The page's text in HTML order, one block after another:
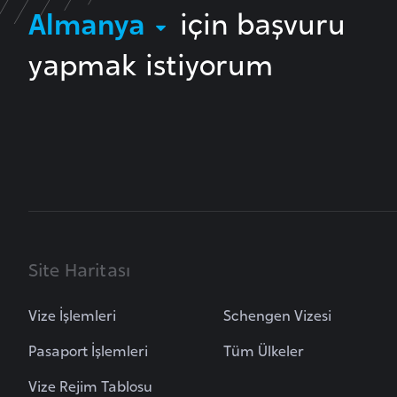
Almanya
için başvuru
yapmak istiyorum
Site Haritası
Vize İşlemleri
Pasaport İşlemleri
Vize Rejim Tablosu
Schengen Vizesi
Tüm Ülkeler
i
a
Ç
k
C